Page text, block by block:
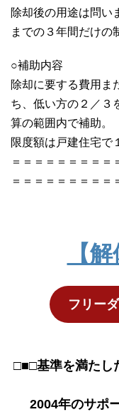
除却後の用途は問い
までの３年間だけの
○補助内容
除却に要する費用ま
ち、低い方の２／３
算の範囲内で補助。
限度額は戸建住宅で
＝＝＝＝＝＝＝＝＝
＝＝＝＝＝＝＝＝＝
【
フリー
□■□基準を満たし
2004年のサポ